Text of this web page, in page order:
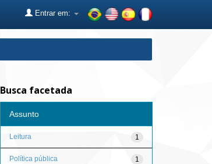
Entrar em:
Busca facetada
Assunto
1
Leitura
1
Política pública